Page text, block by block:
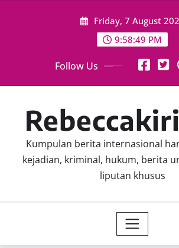
Friday, 7 August
9:58:50 PM
Follow Us
Kumpulan berita internasional
kejadian, kriminal, hukum, berita
liputan khusus